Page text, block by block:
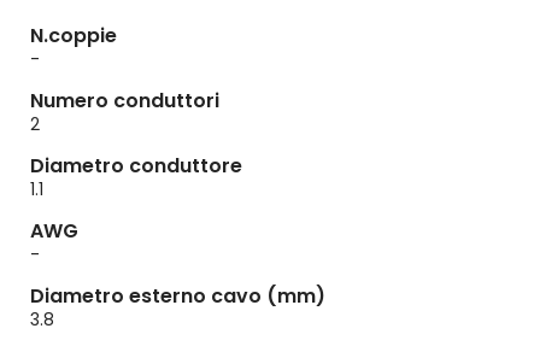
N.coppie
-
Numero conduttori
2
Diametro conduttore
1.1
AWG
-
Diametro esterno cavo (mm)
3.8